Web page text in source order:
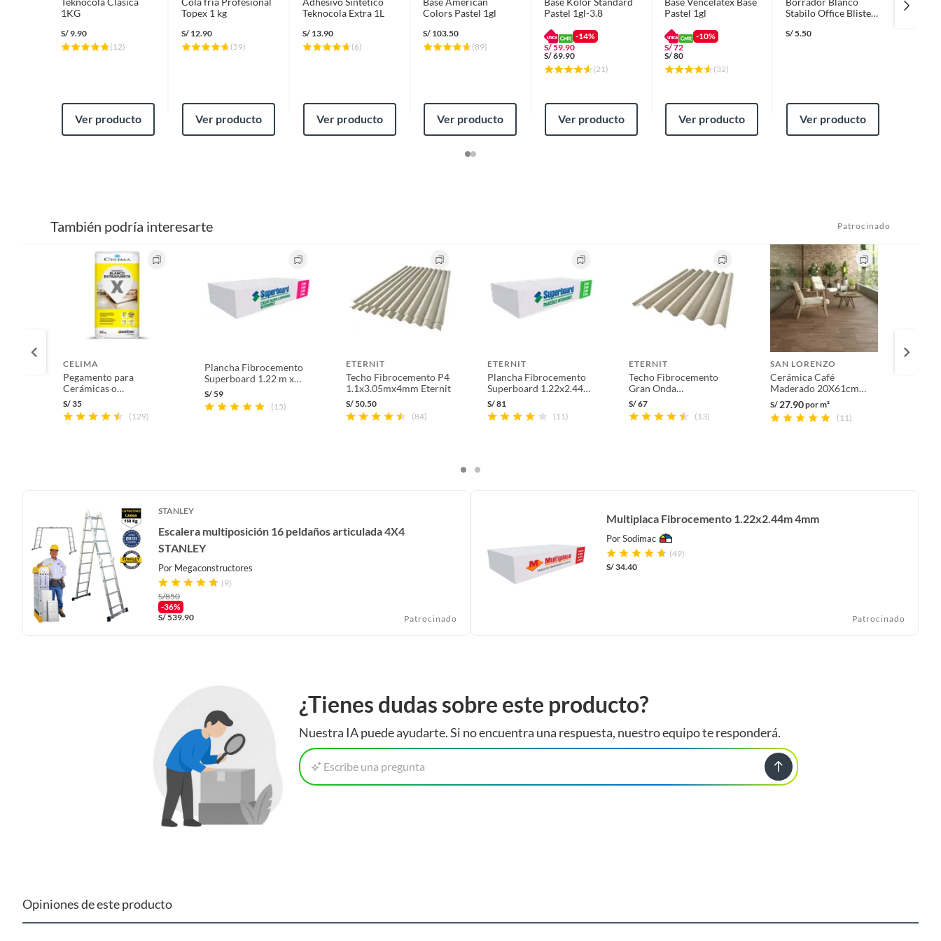
1KG
S/9.90
( 12)
Ver producto
Topex 1 kg
S/ 12.90
(59)
Ver producto
Teknocola Extra 1L
S/ 13.90
(6)
Ver producto
Colors Pastel 1gl
S/ 103.50
(89)
Ver producto
Pastel 1gl-3.8
-14%
S/59.90
S/69.90
(21)
Ver producto
Pastel 1gl
-10%
S/72
S/80
(32)
Ver producto
Stabilo Office Blister
S/5.50
Ver producto
También podría interesarte Patrocinado
CELIMA
Pegamento para
Cerámicas o
Porcelanatos Celima
Blanco Extrafuerte 25kg
S/35
(129)
Plancha Fibrocemento
Superboard 1.22 m x
2.44 m x 6 mm
S/59
(15)
ETERNIT
Techo Fibrocemento P4
1.1x3.05mx4mm Eternit
S/50.50
(84)
ETERNIT
Plancha Fibrocemento
Superboard 1.22x2.44m
8mm
S/81
(11)
ETERNIT
Techo Fibrocemento
Gran Onda
1.1x3.05mx5mm Eternit
S/67
(13)
SAN LORENZO
Cerámica Café
Maderado 20X61cm
1.86m2 Golden
S/ 27.90por m²
(11)
STANLEY
Escalera multiposición 16 peldaños articulada 4X4
STANLEY
Por Megaconstructores
(9)
S/850
-36%
S/539.90 Patrocinado
Multiplaca Fibrocemento 1.22x2.44m 4mm
PorSodimac
(49)
S/34.40
Patrocinado
¿Tienes dudas sobre este producto?
Nuestra IA puede ayudarte. Si no encuentra una respuesta, nuestro equipo te responderá.
Escribe una pregunta
Opiniones de este producto